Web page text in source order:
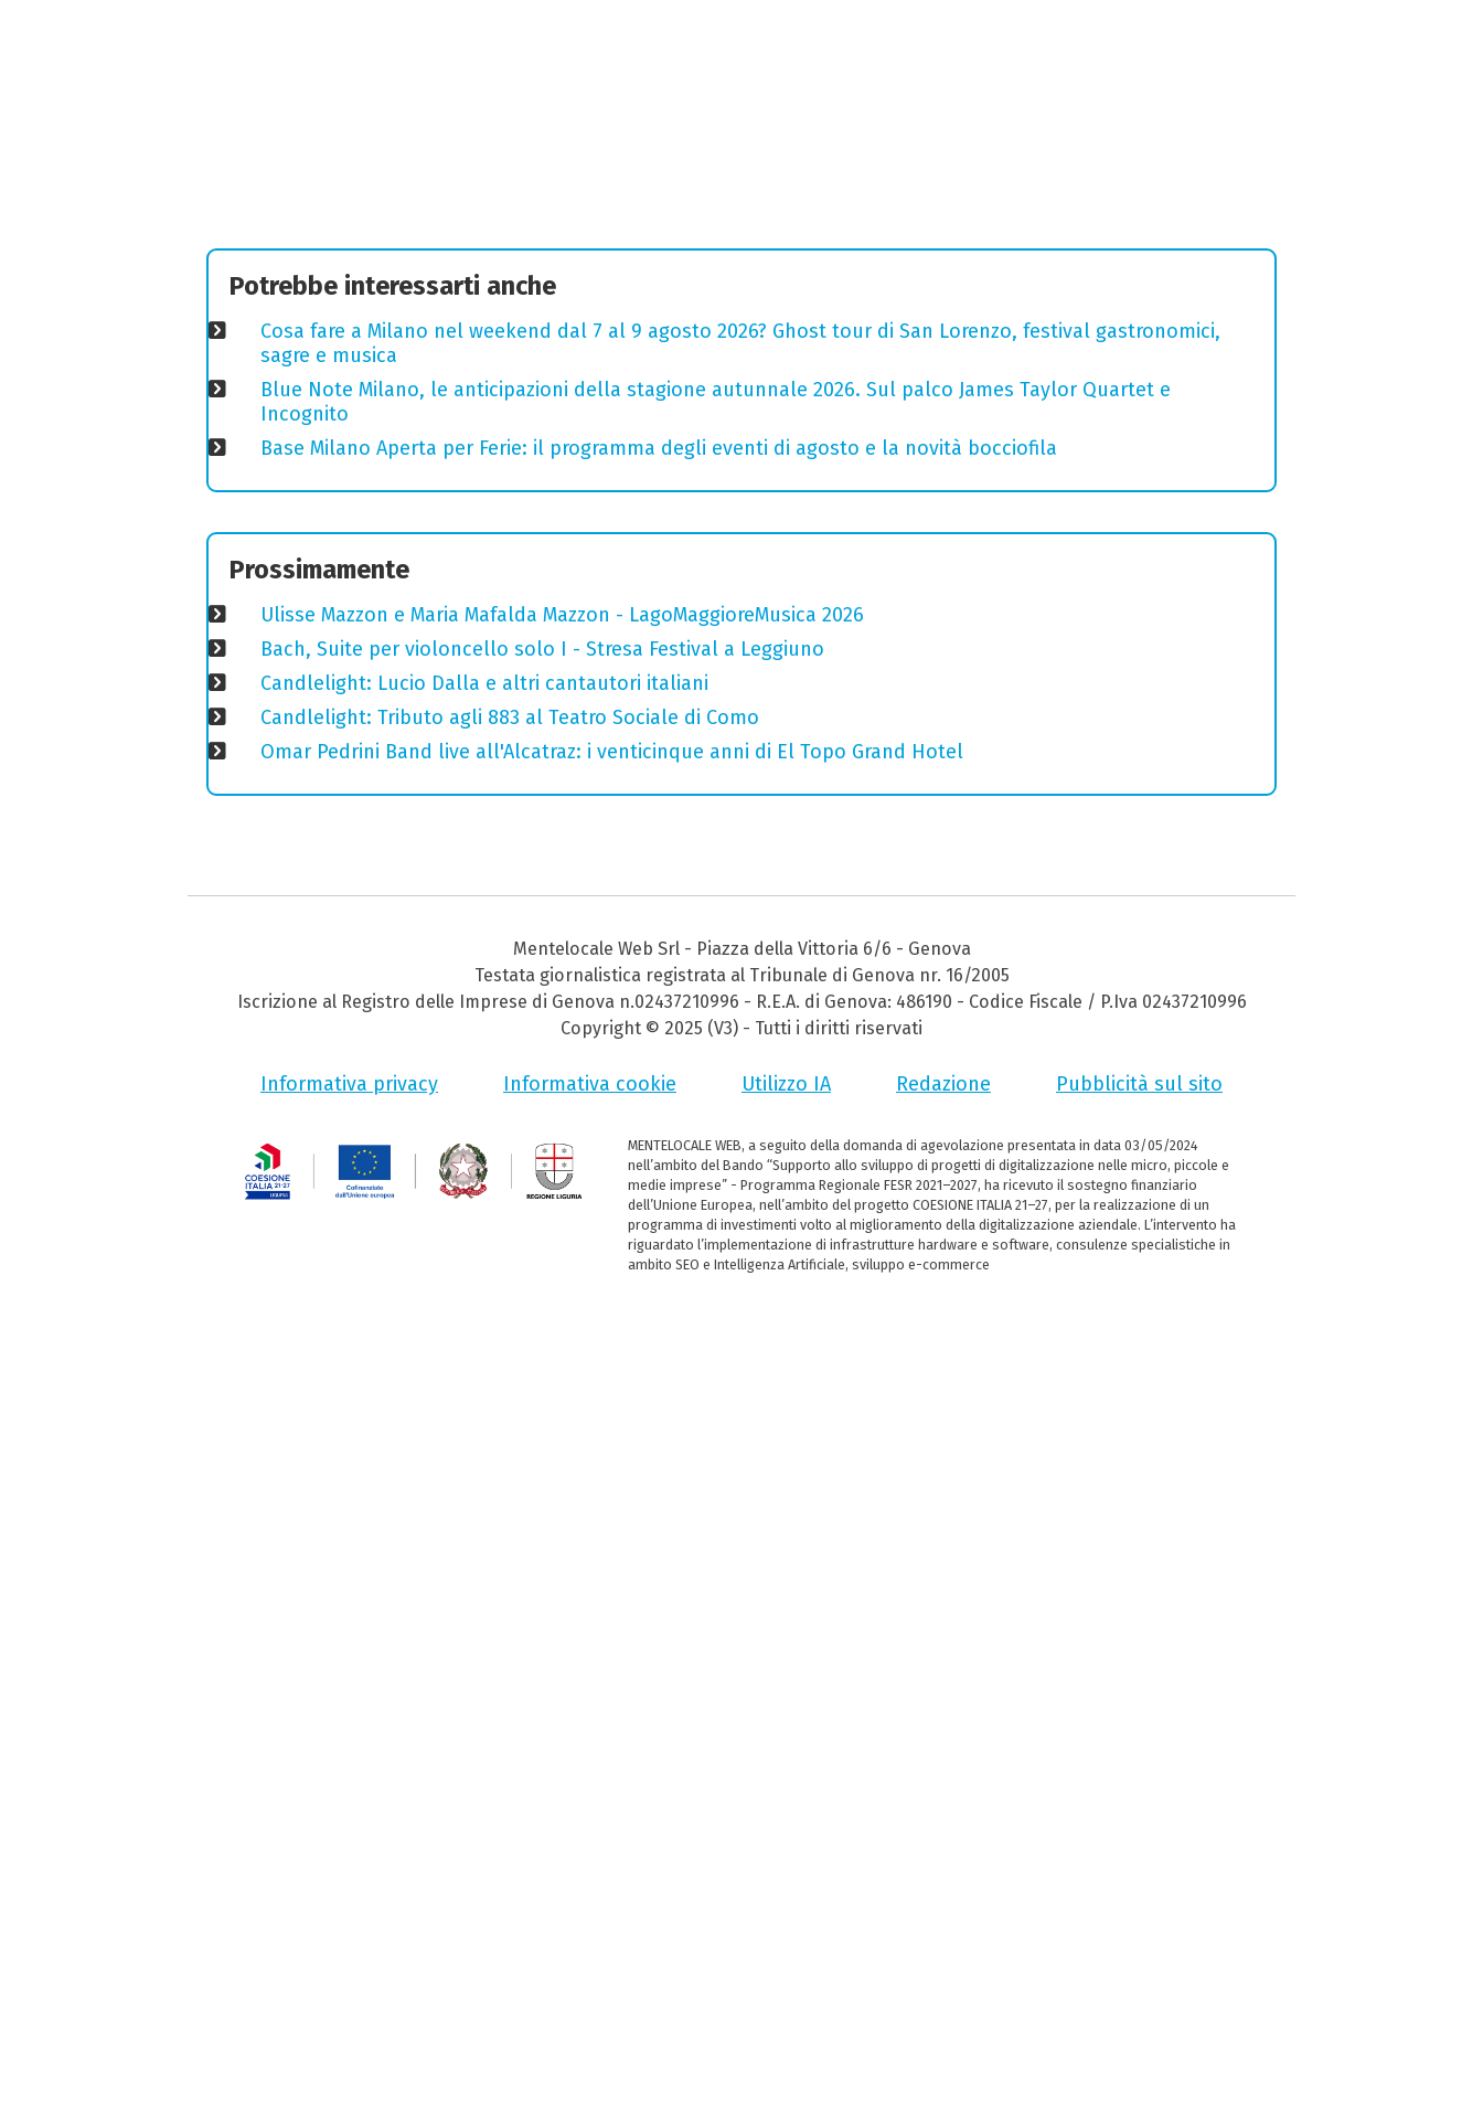
Potrebbe interessarti anche
Cosa fare a Milano nel weekend dal 7 al 9 agosto 2026? Ghost tour di San Lorenzo, festival gastronomici,
sagre e musica
Blue Note Milano, le anticipazioni della stagione autunnale 2026. Sul palco James Taylor Quartet e
Incognito
Base Milano Aperta per Ferie: il programma degli eventi di agosto e la novità bocciofila
Prossimamente
Ulisse Mazzon e Maria Mafalda Mazzon - LagoMaggioreMusica 2026
Bach, Suite per violoncello solo I - Stresa Festival a Leggiuno
Candlelight: Lucio Dalla e altri cantautori italiani
Candlelight: Tributo agli 883 al Teatro Sociale di Como
Omar Pedrini Band live all'Alcatraz: i venticinque anni di El Topo Grand Hotel
Mentelocale Web Srl - Piazza della Vittoria 6/6 - Genova
Testata giornalistica registrata al Tribunale di Genova nr. 16/2005
Iscrizione al Registro delle Imprese di Genova n.02437210996 - R.E.A. di Genova: 486190 - Codice Fiscale / P.Iva 02437210996
Copyright © 2025 (V3) - Tutti i diritti riservati
Informativa privacy Informativa cookie Utilizzo IA Redazione Pubblicità sul sito
MENTELOCALE WEB, a seguito della domanda di agevolazione presentata in data 03/05/2024
nell’ambito del Bando “Supporto allo sviluppo di progetti di digitalizzazione nelle micro, piccole e
medie imprese” - Programma Regionale FESR 2021–2027, ha ricevuto il sostegno finanziario
dell’Unione Europea, nell’ambito del progetto COESIONE ITALIA 21–27, per la realizzazione di un
programma di investimenti volto al miglioramento della digitalizzazione aziendale. L’intervento ha
riguardato l’implementazione di infrastrutture hardware e software, consulenze specialistiche in
ambito SEO e Intelligenza Artificiale, sviluppo e-commerce